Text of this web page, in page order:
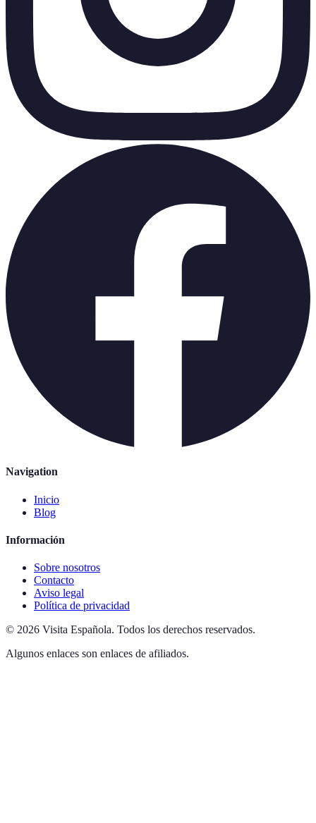
Navigation
Inicio
Blog
Información
Sobre nosotros
Contacto
Aviso legal
Política de privacidad
© 2026 Visita Española. Todos los derechos reservados.
Algunos enlaces son enlaces de afiliados.